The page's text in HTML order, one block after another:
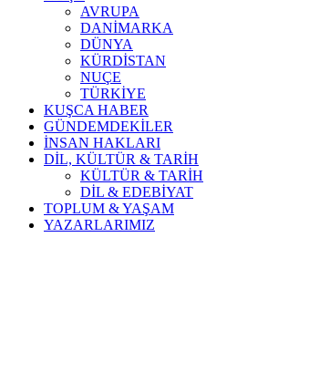
AVRUPA
DANİMARKA
DÜNYA
KÜRDİSTAN
NUÇE
TÜRKİYE
KUŞCA HABER
GÜNDEMDEKİLER
İNSAN HAKLARI
DİL, KÜLTÜR & TARİH
KÜLTÜR & TARİH
DİL & EDEBİYAT
TOPLUM & YAŞAM
YAZARLARIMIZ